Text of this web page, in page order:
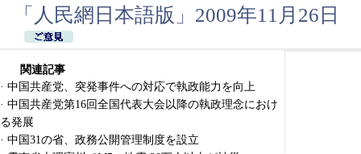
「人民網日本語版」2009年11月26日
関連記事
· 中国共産党、突発事件への対応で執政能力を向上
· 中国共産党第16回全国代表大会以降の執政理念におけ
る発展
· 中国31の省、政務公開管理制度を設立